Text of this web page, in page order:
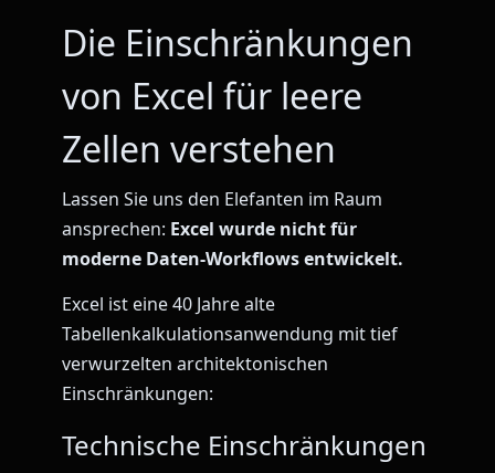
Die Einschränkungen
von Excel für leere
Zellen verstehen
Lassen Sie uns den Elefanten im Raum
ansprechen: Excel wurde nicht für
moderne Daten-Workflows entwickelt.
Excel ist eine 40 Jahre alte
Tabellenkalkulationsanwendung mit tief
verwurzelten architektonischen
Einschränkungen:
Technische Einschränkungen